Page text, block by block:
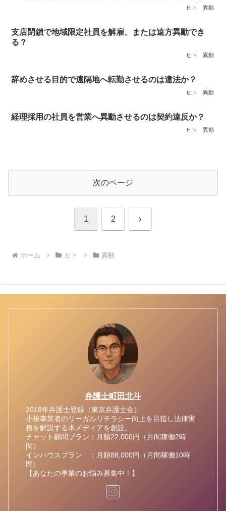
ヒト 異動
支店閉鎖で地域限定社員を解雇、または遠方異動でき
る？
ヒト 異動
辞めさせる目的で遠隔地へ転勤させるのは違法か？
ヒト 異動
経理採用の社員を営業へ異動させるのは契約違反か？
ヒト 異動
次のページ
1 2 次
ホーム ヒト 異動
弁護士町田北斗
2018年弁護士登録（東京弁護士会）
小規事業者のリーガルリテラシー向上を目指し法律実
務を解説する本メディアを創設。
チャット顧問プラン：月額22,000円（月間稼働2時
間）
インハウスプラン ：月額88,000円（月間稼働10時
間）
【あなたの事業のお悩み募集中！】